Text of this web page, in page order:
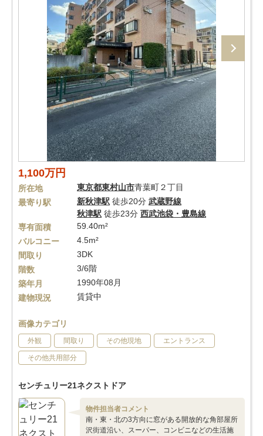
1,100万円
所在地 東京都東村山市青葉町２丁目
最寄り駅
新秋津駅 徒歩20分 武蔵野線
秋津駅 徒歩23分 西武池袋・豊島線
専有面積
59.40m²
バルコニー
4.5m²
間取り
3DK
階数
3/6階
築年月
1990年08月
建物現況
賃貸中
画像カテゴリ
外観 間取り その他現地 エントランス
その他共用部分
センチュリー21ネクストドア
物件担当者コメント
南・東・北の3方向に窓がある開放的な角部屋所
沢街道沿い、スーパー、コンビニなどの生活施